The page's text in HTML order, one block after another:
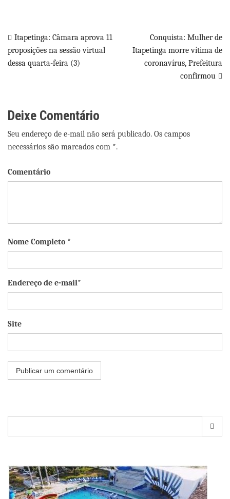
Navegação
de
Itapetinga: Câmara aprova 11
proposições na sessão virtual
dessa quarta-feira (3)
Conquista: Mulher de
Itapetinga morre vítima de
coronavírus, Prefeitura
confirmou
Deixe Comentário
Seu endereço de e-mail não será publicado. Os campos
necessários são marcados com *.
Comentário
Nome Completo *
Endereço de e-mail*
Site
por: